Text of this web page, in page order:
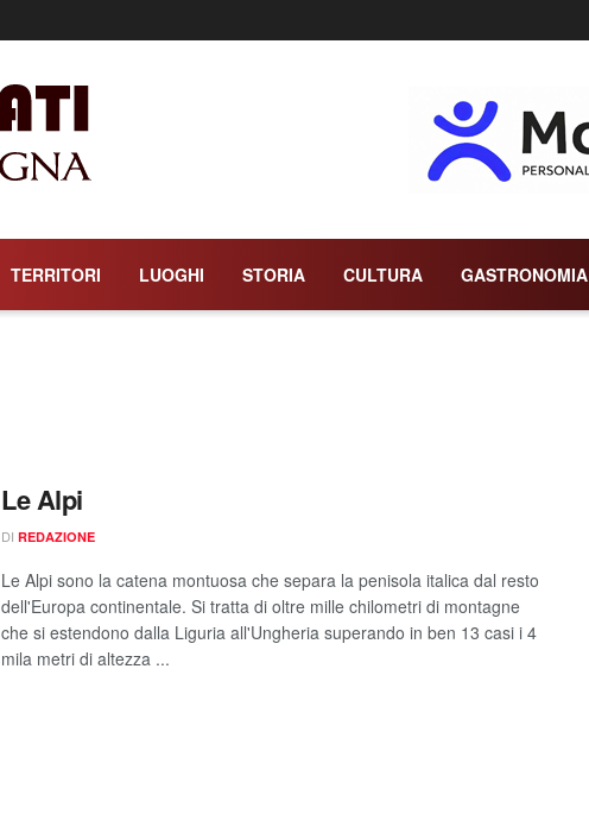
TERRITORI LUOGHI STORIA CULTURA GASTRONOMIA
Le Alpi
DI REDAZIONE
Le Alpi sono la catena montuosa che separa la penisola italica dal resto
dell'Europa continentale. Si tratta di oltre mille chilometri di montagne
che si estendono dalla Liguria all'Ungheria superando in ben 13 casi i 4
mila metri di altezza ...